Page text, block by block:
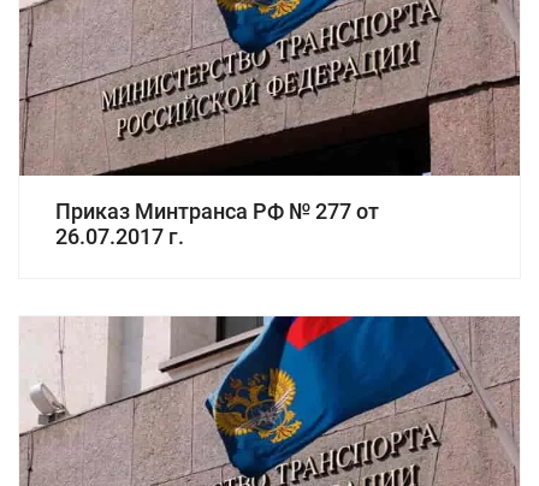
Приказ Минтранса РФ № 277 от
26.07.2017 г.